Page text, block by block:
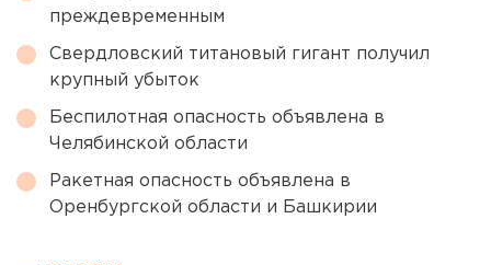
преждевременным
Свердловский титановый гигант получил
крупный убыток
Беспилотная опасность объявлена в
Челябинской области
Ракетная опасность объявлена в
Оренбургской области и Башкирии